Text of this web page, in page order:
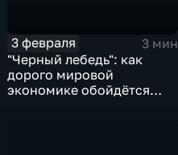
3 февраля
3 мин
"Черный лебедь": как
дорого мировой
экономике обойдётся